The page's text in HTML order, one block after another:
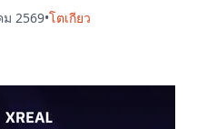
ม 2569•โตเกียว